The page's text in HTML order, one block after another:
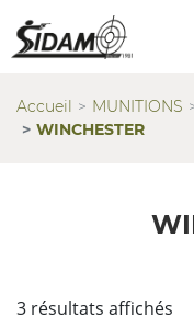
Accueil MUNITIONS
WINCHESTER
3 résultats affichés